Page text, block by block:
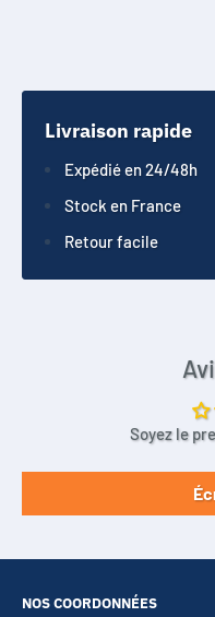
Livraison rapide
Expédié en 24/48h
Stock en France
Retour facile
Soyez le
NOS COORDONNÉES